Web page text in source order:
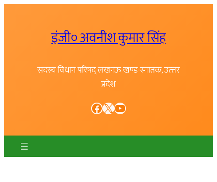
इंजी० अवनीश कुमार सिंह
सदस्य विधान परिषद् लखनऊ खण्ड-स्नातक, उत्त्तर
प्रदेश
Facebook X YouTube